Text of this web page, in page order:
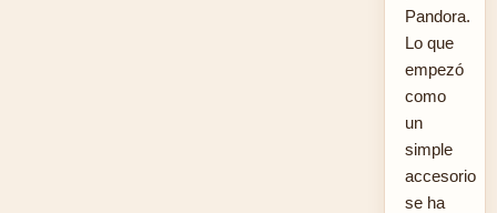
Pandora.
Lo que
empezó
como
un
simple
accesorio
se ha